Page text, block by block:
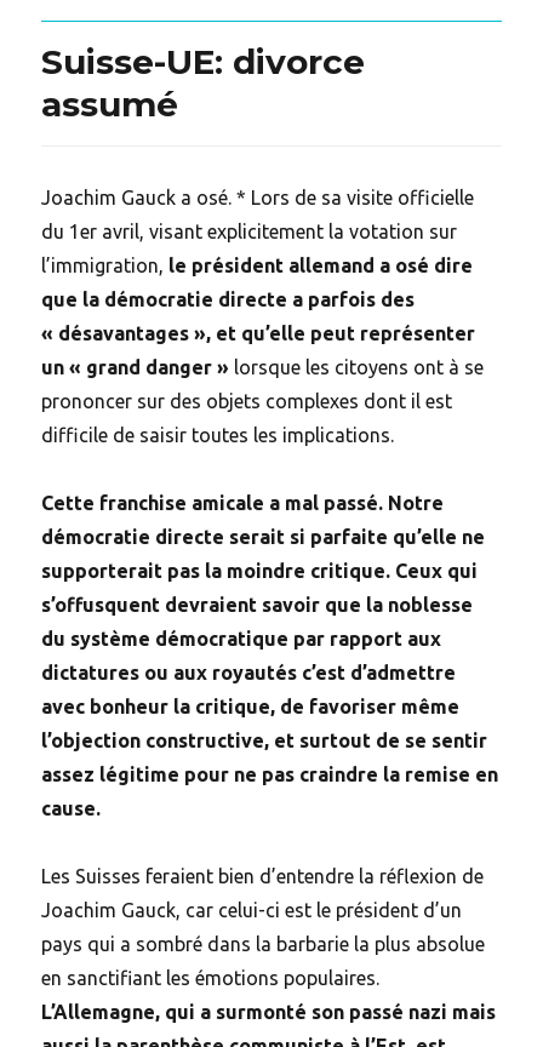
Suisse-UE: divorce
assumé
Joachim Gauck a osé. * Lors de sa visite officielle
du 1er avril, visant explicitement la votation sur
l’immigration, le président allemand a osé dire
que la démocratie directe a parfois des
« désavantages », et qu’elle peut représenter
un « grand danger » lorsque les citoyens ont à se
prononcer sur des objets complexes dont il est
difficile de saisir toutes les implications.
Cette franchise amicale a mal passé. Notre
démocratie directe serait si parfaite qu’elle ne
supporterait pas la moindre critique. Ceux qui
s’offusquent devraient savoir que la noblesse
du système démocratique par rapport aux
dictatures ou aux royautés c’est d’admettre
avec bonheur la critique, de favoriser même
l’objection constructive, et surtout de se sentir
assez légitime pour ne pas craindre la remise en
cause.
Les Suisses feraient bien d’entendre la réflexion de
Joachim Gauck, car celui-ci est le président d’un
pays qui a sombré dans la barbarie la plus absolue
en sanctifiant les émotions populaires.
L’Allemagne, qui a surmonté son passé nazi mais